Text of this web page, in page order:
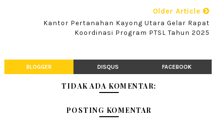
Older Article
Kantor Pertanahan Kayong Utara Gelar Rapat
Koordinasi Program PTSL Tahun 2025
BLOGGER DISQUS FACEBOOK
TIDAK ADA KOMENTAR:
POSTING KOMENTAR